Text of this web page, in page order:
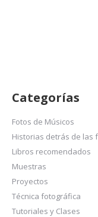
Categorías
Fotos de Músicos
Historias detrás de las
Libros recomendados
Muestras
Proyectos
Técnica fotográfica
Tutoriales y Clases